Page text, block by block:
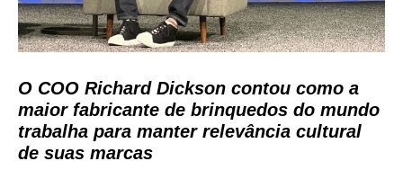
O COO Richard Dickson contou como a
maior fabricante de brinquedos do mundo
trabalha para manter relevância cultural
de suas marcas